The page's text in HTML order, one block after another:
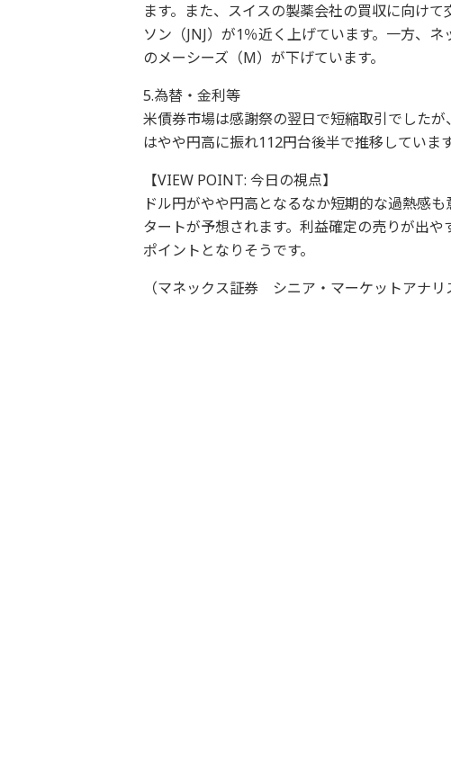
ます。また、スイスの製薬会社の買収に向け
ソン（JNJ）が1％近く上げています。一方、
のメーシーズ（M）が下げています。
5.為替・金利等
米債券市場は感謝祭の翌日で短縮取引でした
はやや円高に振れ112円台後半で推移しています
【VIEW POINT: 今日の視点】
ドル円がやや円高となるなか短期的な過熱感
タートが予想されます。利益確定の売りが出
ポイントとなりそうです。
（マネックス証券 シニア・マーケットアナリ